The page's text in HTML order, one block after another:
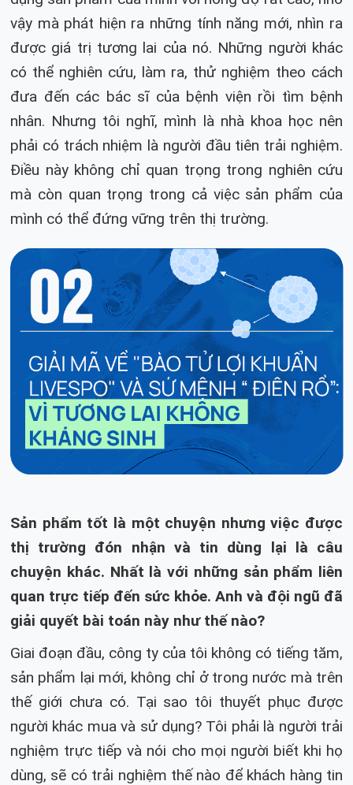
vậy mà phát hiện ra những tính năng mới, nhìn ra
được giá trị tương lai của nó. Những người khác
có thể nghiên cứu, làm ra, thử nghiệm theo cách
đưa đến các bác sĩ của bệnh viện rồi tìm bệnh
nhân. Nhưng tôi nghĩ, mình là nhà khoa học nên
phải có trách nhiệm là người đầu tiên trải nghiệm.
Điều này không chỉ quan trọng trong nghiên cứu
mà còn quan trọng trong cả việc sản phẩm của
mình có thể đứng vững trên thị trường.
Sản phẩm tốt là một chuyện nhưng việc được
thị trường đón nhận và tin dùng lại là câu
chuyện khác. Nhất là với những sản phẩm liên
quan trực tiếp đến sức khỏe. Anh và đội ngũ đã
giải quyết bài toán này như thế nào?
Giai đoạn đầu, công ty của tôi không có tiếng tăm,
sản phẩm lại mới, không chỉ ở trong nước mà trên
thế giới chưa có. Tại sao tôi thuyết phục được
người khác mua và sử dụng? Tôi phải là người trải
nghiệm trực tiếp và nói cho mọi người biết khi họ
dùng, sẽ có trải nghiệm thế nào để khách hàng tin